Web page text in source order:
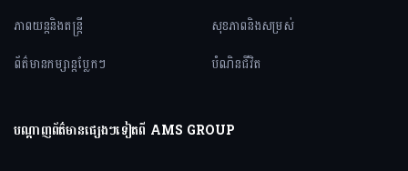
ភាពយន្តនិងតន្ត្រី
ព័ត៌មានកម្សាន្តប្លែកៗ
សុខភាពនិងសម្រស់
បំណិនជីវិត
បណ្តាញព័ត៌មានផ្សេងៗទៀតពី AMS GROUP